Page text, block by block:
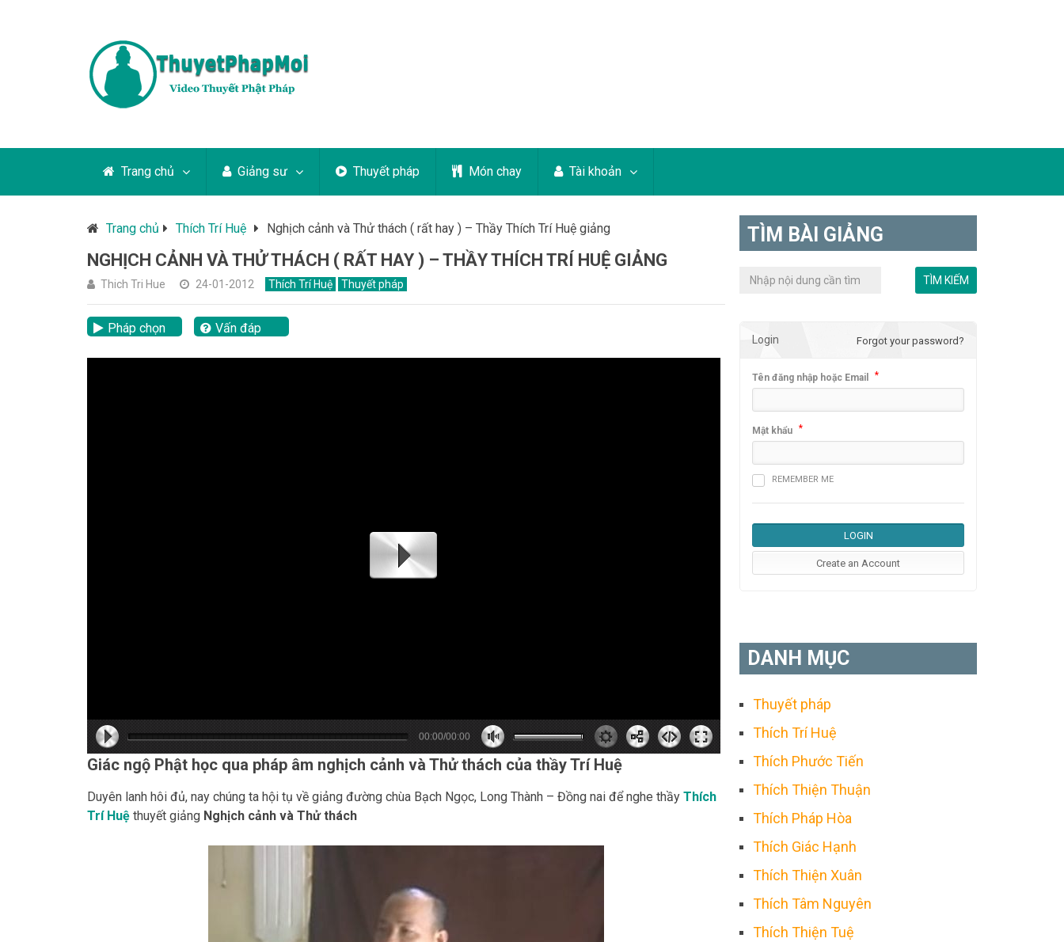
Trang chủ Giảng sư Thuyết pháp Món chay Tài khoản
Trang chủ Thích Trí Huệ Nghịch cảnh và Thử thách ( rất hay ) – Thầy Thích Trí Huệ giảng
NGHỊCH CẢNH VÀ THỬ THÁCH ( RẤT HAY ) – THẦY THÍCH TRÍ HUỆ GIẢNG
Thich Tri Hue 24-01-2012 Thích Trí Huệ Thuyết pháp
Pháp chọn
Vấn đáp
hd2160
hd2160
hd1440
highres
hd1080
hd720
large
medium
small
tiny
00:00/00:00
Giác ngộ Phật học qua pháp âm nghịch cảnh và Thử thách của thầy Trí Huệ
Duyên lanh hôi đủ, nay chúng ta hội tụ về giảng đường chùa Bạch Ngọc, Long Thành – Đồng nai để nghe thầy Thích
Trí Huệ thuyết giảng Nghịch cảnh và Thử thách
TÌM BÀI GIẢNG
Login Forgot your password?
Tên đăng nhập hoặc Email *
Mật khẩu *
REMEMBER ME
DANH MỤC
Thuyết pháp
Thích Trí Huệ
Thích Phước Tiến
Thích Thiện Thuận
Thích Pháp Hòa
Thích Giác Hạnh
Thích Thiện Xuân
Thích Tâm Nguyên
Thích Thiện Tuệ